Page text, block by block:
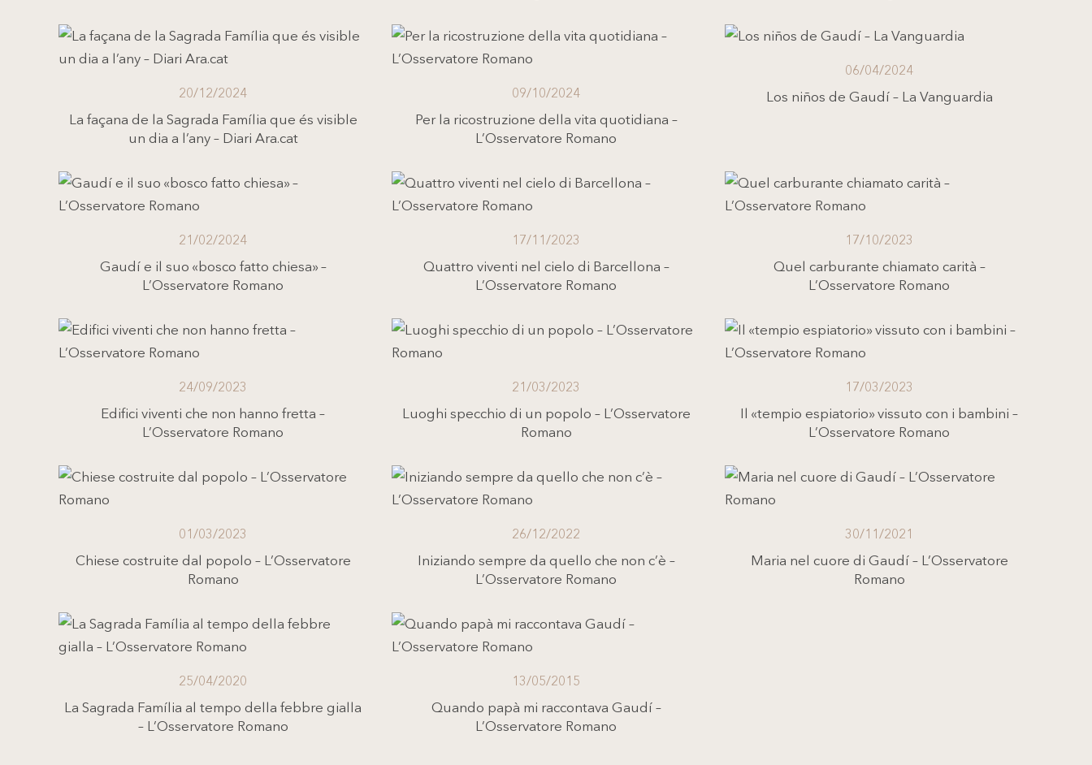
20/12/2024
La façana de la Sagrada Família que és visible
un dia a l’any – Diari Ara.cat
09/10/2024
Per la ricostruzione della vita quotidiana –
L’Osservatore Romano
06/04/2024
Los niños de Gaudí – La Vanguardia
21/02/2024
Gaudí e il suo «bosco fatto chiesa» –
L’Osservatore Romano
17/11/2023
Quattro viventi nel cielo di Barcellona –
L’Osservatore Romano
17/10/2023
Quel carburante chiamato carità –
L’Osservatore Romano
24/09/2023
Edifici viventi che non hanno fretta –
L’Osservatore Romano
21/03/2023
Luoghi specchio di un popolo – L’Osservatore
Romano
17/03/2023
Il «tempio espiatorio» vissuto con i bambini –
L’Osservatore Romano
01/03/2023
Chiese costruite dal popolo – L’Osservatore
Romano
26/12/2022
Iniziando sempre da quello che non c’è –
L’Osservatore Romano
30/11/2021
Maria nel cuore di Gaudí – L’Osservatore
Romano
25/04/2020
La Sagrada Família al tempo della febbre gialla
– L’Osservatore Romano
13/05/2015
Quando papà mi raccontava Gaudí –
L’Osservatore Romano